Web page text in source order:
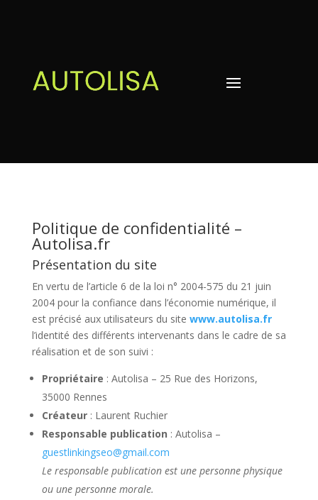
Politique de confidentialité –
Autolisa.fr
Présentation du site
En vertu de l’article 6 de la loi n° 2004-575 du 21 juin
2004 pour la confiance dans l’économie numérique, il
est précisé aux utilisateurs du site www.autolisa.fr
l’identité des différents intervenants dans le cadre de sa
réalisation et de son suivi :
Propriétaire : Autolisa – 25 Rue des Horizons,
35000 Rennes
Créateur: Laurent Ruchier
Responsable publication : Autolisa –
guestlinkingseo@gmail.com
Le responsable publication est une personne physique
ou une personne morale.